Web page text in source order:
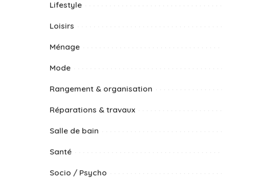
Lifestyle
Loisirs
Ménage
Mode
Rangement & organisation
Réparations & travaux
Salle de bain
Santé
Socio / Psycho